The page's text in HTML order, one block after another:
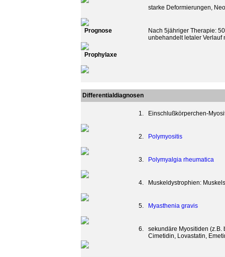
starke Deformierungen,
Prognose
Nach 5jähriger Therapie:
unbehandelt letaler Verlauf
Prophylaxe
Differentialdiagnosen
1. Einschlußkörperchen-
2. Polymyositis
3. Polymyalgia rheumatica
4. Muskeldystrophien:
5. Myasthenia gravis
6.
sekundäre Myositiden
Cimetidin, Lovastatin,